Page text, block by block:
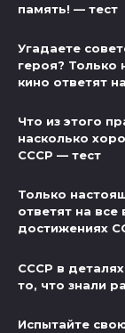
память! — тест
Угадаете
героя? Только
кино ответят
Что из этого
насколько
СССР — тест
Только
ответят на
достижениях
СССР в
то, что знали
Испытайте